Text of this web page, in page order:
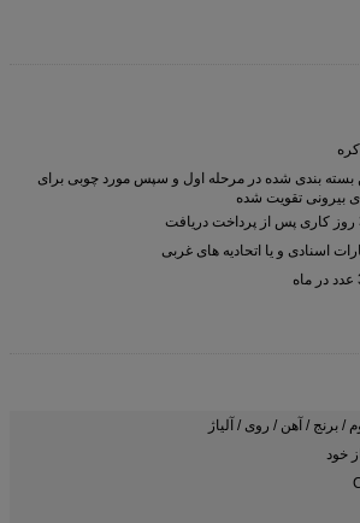
بسته بندی شده در مرحله اول و سپس مورد چوبی برای
بیرونی تقویت شده
/ برنج / آهن / روی / آلیاژ
خود